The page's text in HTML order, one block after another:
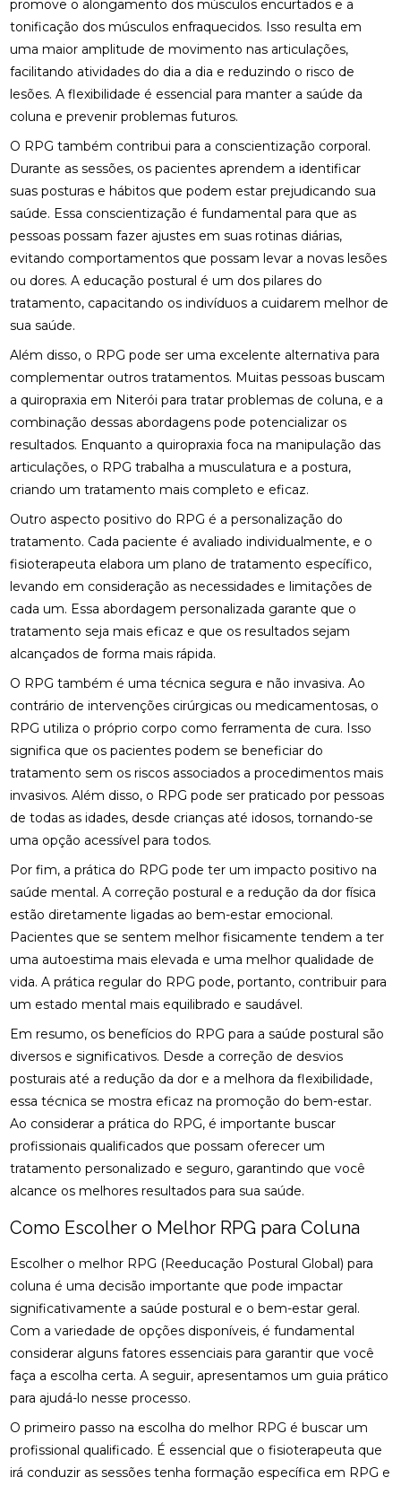
promove o alongamento dos músculos encurtados e a
tonificação dos músculos enfraquecidos. Isso resulta em
uma maior amplitude de movimento nas articulações,
facilitando atividades do dia a dia e reduzindo o risco de
lesões. A flexibilidade é essencial para manter a saúde da
coluna e prevenir problemas futuros.
O RPG também contribui para a conscientização corporal.
Durante as sessões, os pacientes aprendem a identificar
suas posturas e hábitos que podem estar prejudicando sua
saúde. Essa conscientização é fundamental para que as
pessoas possam fazer ajustes em suas rotinas diárias,
evitando comportamentos que possam levar a novas lesões
ou dores. A educação postural é um dos pilares do
tratamento, capacitando os indivíduos a cuidarem melhor de
sua saúde.
Além disso, o RPG pode ser uma excelente alternativa para
complementar outros tratamentos. Muitas pessoas buscam
a quiropraxia em Niterói para tratar problemas de coluna, e a
combinação dessas abordagens pode potencializar os
resultados. Enquanto a quiropraxia foca na manipulação das
articulações, o RPG trabalha a musculatura e a postura,
criando um tratamento mais completo e eficaz.
Outro aspecto positivo do RPG é a personalização do
tratamento. Cada paciente é avaliado individualmente, e o
fisioterapeuta elabora um plano de tratamento específico,
levando em consideração as necessidades e limitações de
cada um. Essa abordagem personalizada garante que o
tratamento seja mais eficaz e que os resultados sejam
alcançados de forma mais rápida.
O RPG também é uma técnica segura e não invasiva. Ao
contrário de intervenções cirúrgicas ou medicamentosas, o
RPG utiliza o próprio corpo como ferramenta de cura. Isso
significa que os pacientes podem se beneficiar do
tratamento sem os riscos associados a procedimentos mais
invasivos. Além disso, o RPG pode ser praticado por pessoas
de todas as idades, desde crianças até idosos, tornando-se
uma opção acessível para todos.
Por fim, a prática do RPG pode ter um impacto positivo na
saúde mental. A correção postural e a redução da dor física
estão diretamente ligadas ao bem-estar emocional.
Pacientes que se sentem melhor fisicamente tendem a ter
uma autoestima mais elevada e uma melhor qualidade de
vida. A prática regular do RPG pode, portanto, contribuir para
um estado mental mais equilibrado e saudável.
Em resumo, os benefícios do RPG para a saúde postural são
diversos e significativos. Desde a correção de desvios
posturais até a redução da dor e a melhora da flexibilidade,
essa técnica se mostra eficaz na promoção do bem-estar.
Ao considerar a prática do RPG, é importante buscar
profissionais qualificados que possam oferecer um
tratamento personalizado e seguro, garantindo que você
alcance os melhores resultados para sua saúde.
Como Escolher o Melhor RPG para Coluna
Escolher o melhor RPG (Reeducação Postural Global) para
coluna é uma decisão importante que pode impactar
significativamente a saúde postural e o bem-estar geral.
Com a variedade de opções disponíveis, é fundamental
considerar alguns fatores essenciais para garantir que você
faça a escolha certa. A seguir, apresentamos um guia prático
para ajudá-lo nesse processo.
O primeiro passo na escolha do melhor RPG é buscar um
profissional qualificado. É essencial que o fisioterapeuta que
irá conduzir as sessões tenha formação específica em RPG e
BENEFÍCIOS DA OSTEOPATIA PARA A COLUNA
BENEFÍCIOS DA OSTEOPATIA RJ PARA SUA SAÚDE
BENEFÍCIOS DA PALMILA ORTOPÉDICA PARA
BENEFÍCIOS DA PALMILHA PARA JOANETE QUE
VOCÊ PRECISA CONHECER
BENEFÍCIOS DA QUIROPRAXIA CERVICAL
BENEFÍCIOS DA QUIROPRAXIA CERVICAL PARA SUA
SAÚDE
SAÚDE: GUIA COMPLETO
BENEFÍCIOS DA QUIROPRAXIA CERVICAL: UM GUIA
COMPLETO
BENEFÍCIOS DA QUIROPRAXIA EM NITERÓI
BENEFÍCIOS DA QUIROPRAXIA NA FISIOTERAPIA
BENEFÍCIOS DA QUIROPRAXIA PARA A SAÚDE
BENEFÍCIOS DA QUIROPRAXIA PARA ALIVIAR O
NERVO CIÁTICO
BENEFÍCIOS DA QUIROPRAXIA PARA JOELHO E
COMO FUNCIONA
BENEFÍCIOS DA QUIROPRAXIA PARA O NERVO
BENEFÍCIOS DA QUIROPRAXIA PARA SUA SAÚDE
BENEFÍCIOS DAS PALMILHAS PARA JOANETE
CLÍNICA DE OSTEOPATIA: COMO ESCOLHER A
MELHOR PARA SUAS NECESSIDADES
CLÍNICA DE QUIROPRAXIA PERTO DE MIM:
ENCONTRE ALÍVIO E BEM-ESTAR NA REGIÃO
CLÍNICA DE QUIROPRAXIA PERTO DE MIM:
ENCONTRE ALÍVIO E BEM-ESTAR NA SUA REGIÃO
CLÍNICA DE QUIROPRAXIA PERTO DE MIM:
ENCONTRE ALÍVIO E BEM-ESTAR PELA REGIÃO
CLÍNICA DE QUIROPRAXIA PERTO DE MIM:
LOCALIZE ALÍVIO E BEM-ESTAR NA SUA REGIÃO
CLÍNICA DE QUIROPRAXIA PERTO DE MIM: TUDO
SOBRE O TEMA
COMO A ACUPUNTURA PODE ALIVIAR A
ENXAQUECA DE FORMA EFICAZ
COMO A ACUPUNTURA PODE ALIVIAR A
ENXAQUECA E MELHORAR SUA QUALIDADE DE
VIDA
ENXAQUECA NATURALMENTE
COMO A CONSULTA COM UM ACUPUNTURISTA
PODE TRANSFORMAR SUA SAÚDE
COMO A FISIOTERAPIA PODE AJUDAR NA
REABILITAÇÃO DO LABIRINTO
COMO A FISIOTERAPIA RESPIRATÓRIA DOMICILIAR
PODE MELHORAR SUA QUALIDADE DE VIDA
COMO A OSTEOPATIA PARA COLUNA PODE
MELHORAR SUA SAÚDE